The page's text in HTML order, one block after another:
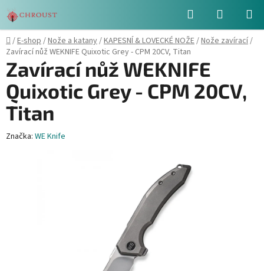
na
obsah
Hledat
KOŠÍK
Domů
/E-shop/Nože a katany/KAPESNÍ & LOVECKÉ NOŽE/Nože zavírací/
Zavírací nůž WEKNIFE Quixotic Grey - CPM 20CV, Titan
Zavírací nůž WEKNIFE
Quixotic Grey - CPM 20CV,
Titan
Značka: WE Knife